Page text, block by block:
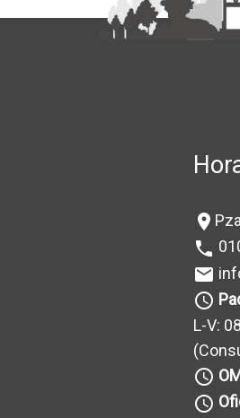
location_on
phone
mail
query_builder
L-V:
query_builder
query_builder